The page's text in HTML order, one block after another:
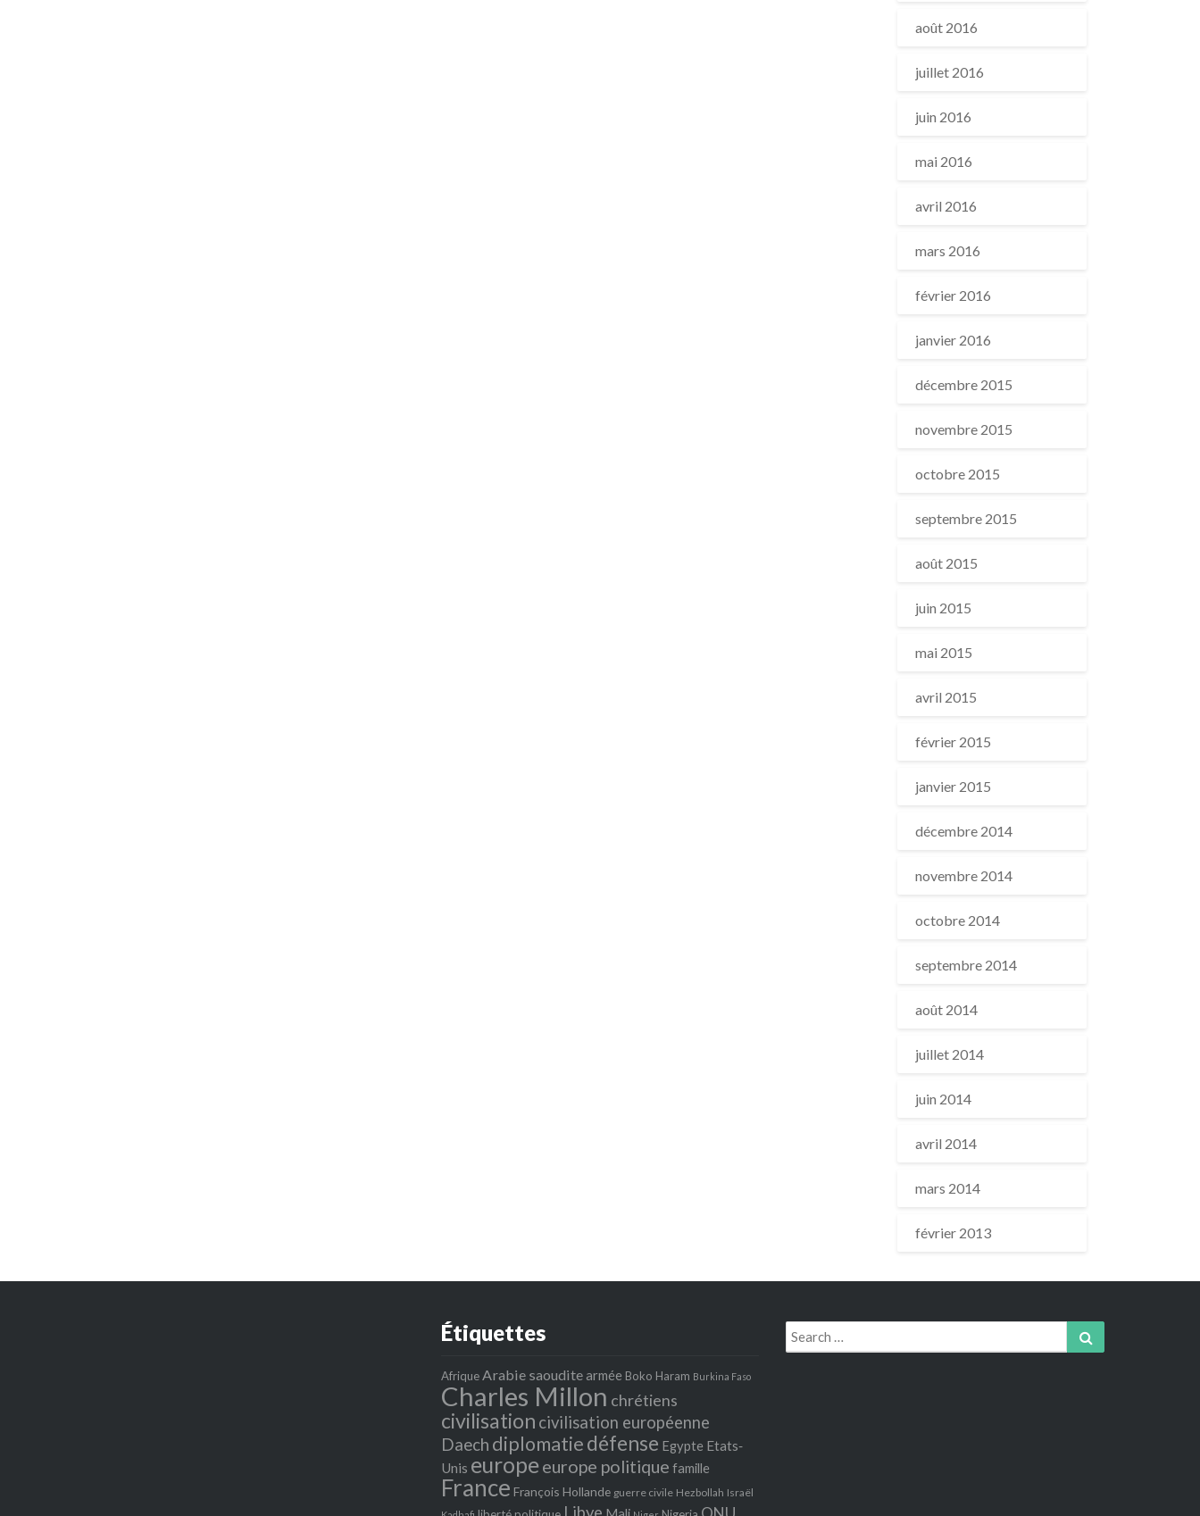
août 2016
juillet 2016
juin 2016
mai 2016
avril 2016
mars 2016
février 2016
janvier 2016
décembre 2015
novembre 2015
octobre 2015
septembre 2015
août 2015
juin 2015
mai 2015
avril 2015
février 2015
janvier 2015
décembre 2014
novembre 2014
octobre 2014
septembre 2014
août 2014
juillet 2014
juin 2014
avril 2014
mars 2014
février 2013
Étiquettes
Afrique Arabie saoudite armée Boko Haram Burkina Faso
Charles Millon chrétiens
civilisation civilisation européenne
Daech diplomatiedéfense Egypte Etats‐
Unis europeeurope politique famille
France François Hollande guerre civile Hezbollah Israël
Search
for: